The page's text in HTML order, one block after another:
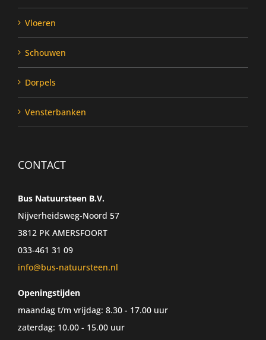
Vloeren
Schouwen
Dorpels
Vensterbanken
CONTACT
Bus Natuursteen B.V.
Nijverheidsweg-Noord 57
3812 PK AMERSFOORT
033-461 31 09
info@bus-natuursteen.nl
Openingstijden
maandag t/m vrijdag: 8.30 - 17.00 uur
zaterdag: 10.00 - 15.00 uur